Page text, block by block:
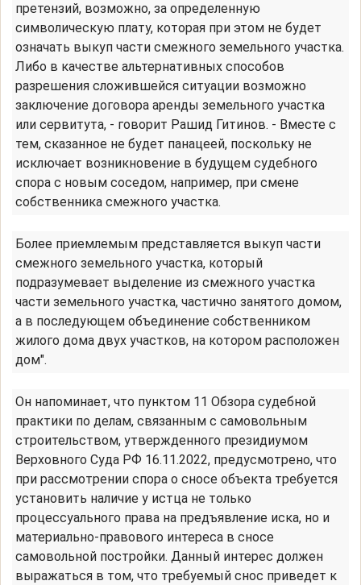
претензий, возможно, за определенную
символическую плату, которая при этом не будет
означать выкуп части смежного земельного участка.
Либо в качестве альтернативных способов
разрешения сложившейся ситуации возможно
заключение договора аренды земельного участка
или сервитута, - говорит Рашид Гитинов. - Вместе с
тем, сказанное не будет панацеей, поскольку не
исключает возникновение в будущем судебного
спора с новым соседом, например, при смене
собственника смежного участка.
Более приемлемым представляется выкуп части
смежного земельного участка, который
подразумевает выделение из смежного участка
части земельного участка, частично занятого домом,
а в последующем объединение собственником
жилого дома двух участков, на котором расположен
дом".
Он напоминает, что пунктом 11 Обзора судебной
практики по делам, связанным с самовольным
строительством, утвержденного президиумом
Верховного Суда РФ 16.11.2022, предусмотрено, что
при рассмотрении спора о сносе объекта требуется
установить наличие у истца не только
процессуального права на предъявление иска, но и
материально-правового интереса в сносе
самовольной постройки. Данный интерес должен
выражаться в том, что требуемый снос приведет к